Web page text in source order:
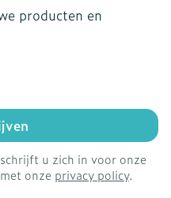
producten en
u zich in voor onze
onze privacy policy.